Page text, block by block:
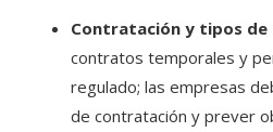
Contratación y tipos
contratos temporales y
regulado; las empresas
de contratación y prever